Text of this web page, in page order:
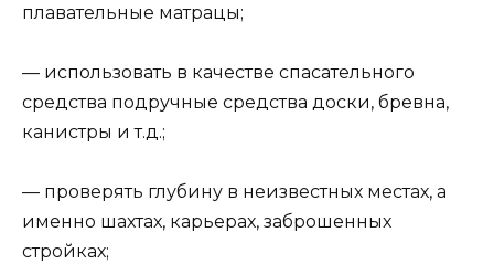
плавательные матрацы;
— использовать в качестве спасательного
средства подручные средства доски, бревна,
канистры и т.д.;
— проверять глубину в неизвестных местах, а
именно шахтах, карьерах, заброшенных
стройках;